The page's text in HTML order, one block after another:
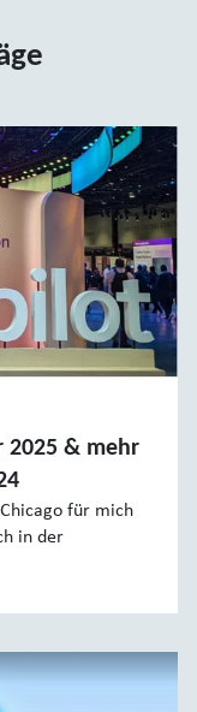
2025 & mehr
für mich
in der